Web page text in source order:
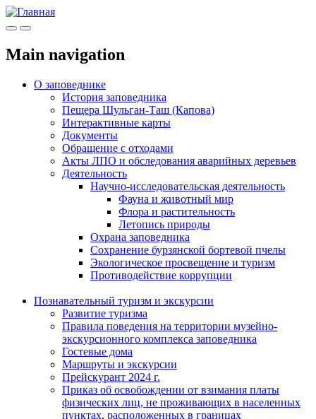
МенюИнфо
Main navigation
О заповеднике
История заповедника
Пещера Шульган-Таш (Капова)
Интерактивные карты
Документы
Обращение с отходами
Акты ЛПО и обследования аварийных деревьев
Деятельность
Научно-исследовательская деятельность
Фауна и животный мир
Флора и растительность
Летопись природы
Охрана заповедника
Сохранение бурзянской бортевой пчелы
Экологическое просвещение и туризм
Противодействие коррупции
Познавательный туризм и экскурсии
Развитие туризма
Правила поведения на территории музейно-
экскурсионного комплекса заповедника
Гостевые дома
Маршруты и экскурсии
Прейскурант 2024 г.
Приказ об освобождении от взимания платы
физических лиц, не проживающих в населенных
пунктах, расположенных в границах